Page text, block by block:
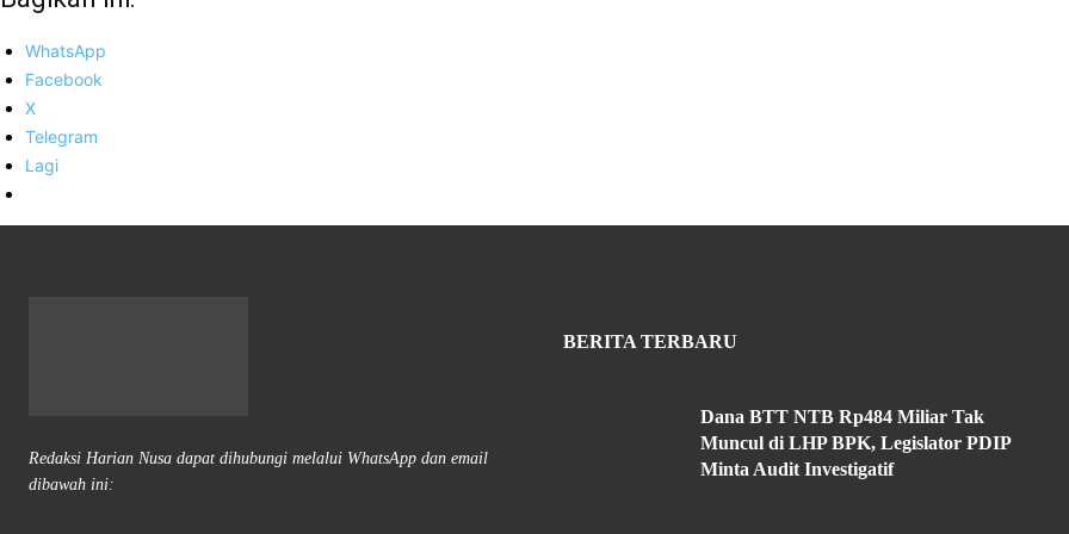
WhatsApp
Facebook
X
Telegram
Lagi
Redaksi Harian Nusa dapat dihubungi melalui WhatsApp dan email
dibawah ini:
BERITA TERBARU
Dana BTT NTB Rp484 Miliar Tak
Muncul di LHP BPK, Legislator PDIP
Minta Audit Investigatif